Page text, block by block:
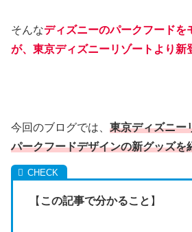
そんなディズニーのパークフードを
が、東京ディズニーリゾートより新
今回のブログでは、 東京ディズニー
パークフードデザインの新グッズを
【 この記事で分かること 】